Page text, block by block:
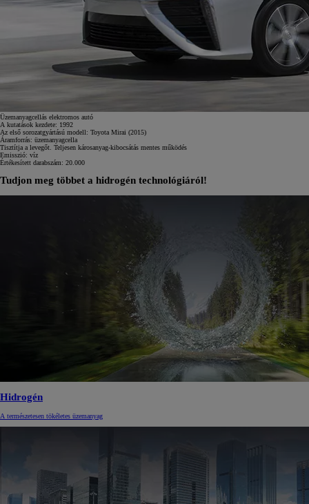
Üzemanyagcellás elektromos autó
A kutatások kezdete: 1992
Az első sorozatgyártású modell: Toyota Mirai (2015)
Áramforrás: üzemanyagcella
Tisztítja a levegőt. Teljesen károsanyag-kibocsátás mentes működés
Emisszió: víz
Értékesített darabszám: 20.000
Tudjon meg többet a hidrogén technológiáról!
Hidrogén
A természetesen tökéletes üzemanyag